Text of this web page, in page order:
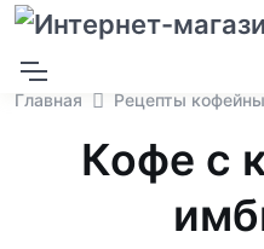
Главная Рецепты
Кофе с